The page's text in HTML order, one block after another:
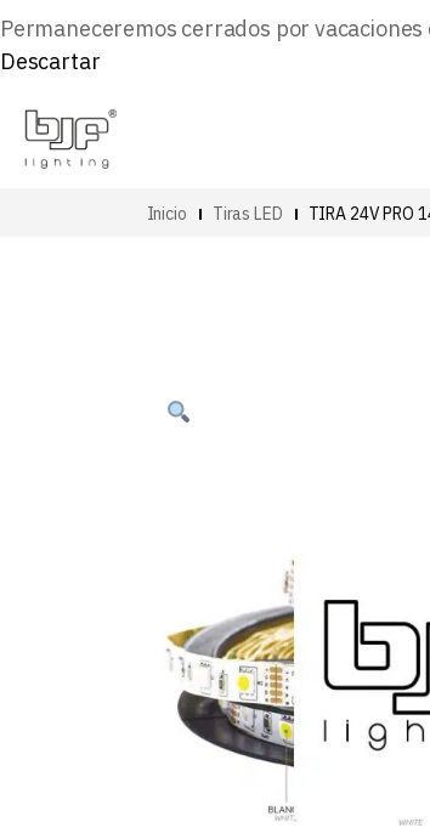
Permaneceremos cerrados por
Descartar
Inicio Tiras LED TIRA 24V PRO